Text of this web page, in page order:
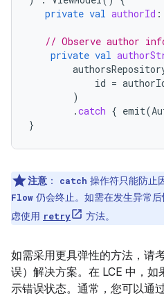
private val authorId :
// Observe author
private val
id =
)
.catch { emit(
}
注意 ： catch 操作符只能防止
Flow 仍会终止。如需在发生异常
虑使用 retry 方法。
如需采用更具弹性的方法，请
误）解决方案。在 LCE 中，
示错误状态。通常，您可以通